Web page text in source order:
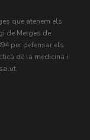
que atenem els
de Metges de
per defensar els
de la medicina i